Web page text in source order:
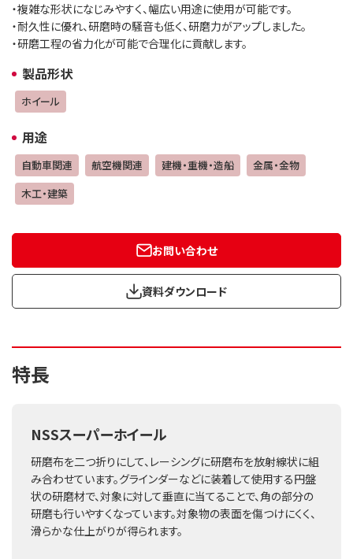
・複雑な形状になじみやすく、幅広い用途に使用が可能です。
・耐久性に優れ、研磨時の騒音も低く、研磨力がアップしました。
・研磨工程の省力化が可能で合理化に貢献します。
製品形状
ホイール
用途
自動車関連 航空機関連 建機・重機・造船
金属・金物
木工・建築
お問い合わせ
資料ダウンロード
特長
NSSスーパーホイール
研磨布を二つ折りにして、レーシングに研磨布を放射線状に組
み合わせています。グラインダーなどに装着して使用する円盤
状の研磨材で、対象に対して垂直に当てることで、角の部分の
研磨も行いやすくなっています。対象物の表面を傷つけにくく、
滑らかな仕上がりが得られます。